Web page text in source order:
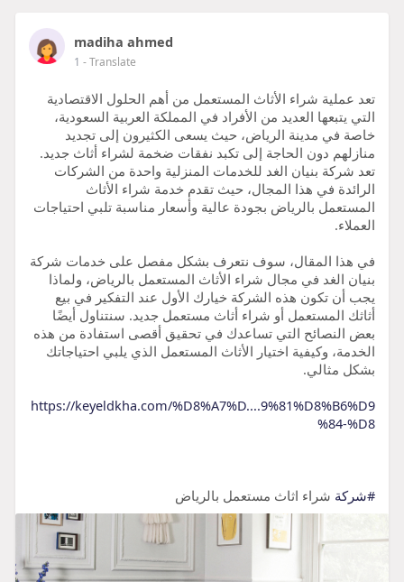
madiha ahmed
1 - Translate
تعد عملية شراء الأثاث المستعمل من أهم الحلول الاقتصادية
التي يتبعها العديد من الأفراد في المملكة العربية السعودية،
خاصة في مدينة الرياض، حيث يسعى الكثيرون إلى تجديد
منازلهم دون الحاجة إلى تكبد نفقات ضخمة لشراء أثاث جديد.
تعد شركة بنيان الغد للخدمات المنزلية واحدة من الشركات
الرائدة في هذا المجال، حيث تقدم خدمة شراء الأثاث
المستعمل بالرياض بجودة عالية وأسعار مناسبة تلبي احتياجات
العملاء.
في هذا المقال، سوف نتعرف بشكل مفصل على خدمات شركة
بنيان الغد في مجال شراء الأثاث المستعمل بالرياض، ولماذا
يجب أن تكون هذه الشركة خيارك الأول عند التفكير في بيع
أثاثك المستعمل أو شراء أثاث مستعمل جديد. سنتناول أيضًا
بعض النصائح التي تساعدك في تحقيق أقصى استفادة من هذه
الخدمة، وكيفية اختيار الأثاث المستعمل الذي يلبي احتياجاتك
بشكل مثالي.
https://keyeldkha.com/%D8%A7%D....9%81%D8%B6%D9
%84-%D8
#شركة شراء اثاث مستعمل بالرياض